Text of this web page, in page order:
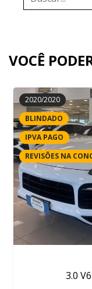
VOCÊ
2020/2020
BLINDADO
IPVA PAGO
REVISÕES NA
3.0